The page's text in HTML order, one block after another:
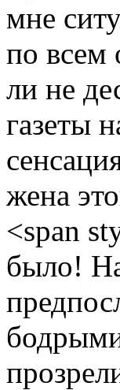
мне
по всем
ли не
газеты
жена
<span
было!